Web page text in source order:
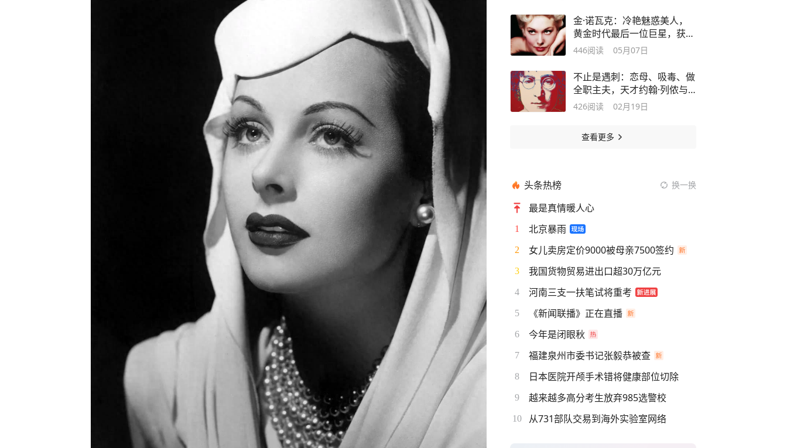
金·诺瓦克：冷艳魅惑美人，
黄金时代最后一位巨星，获终
身成就奖
446阅读 05月07日
不止是遇刺：恋母、吸毒、做
全职主夫，天才约翰·列侬与
音乐之死
426阅读 02月19日
查看更多
头条热榜 换一换
最是真情暖人心
1 北京暴雨
2 女儿卖房定价9000被母亲7500签约
3 我国货物贸易进出口超30万亿元
4 河南三支一扶笔试将重考
5 《新闻联播》正在直播
6 今年是闭眼秋
7 福建泉州市委书记张毅恭被查
8 日本医院开颅手术错将健康部位切除
9 越来越多高分考生放弃985选警校
10 从731部队交易到海外实验室网络